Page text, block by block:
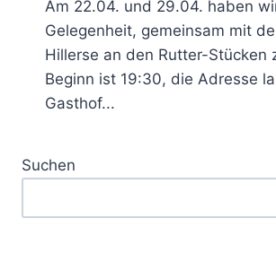
Am 22.04. und 29.04. haben
Gelegenheit, gemeinsam mit
Hillerse an den Rutter-Stücken
Beginn ist 19:30, die Adresse
Gasthof...
Suchen